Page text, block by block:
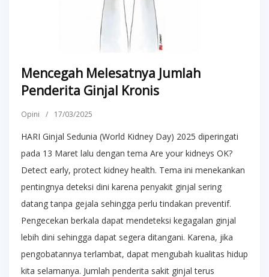
Mencegah Melesatnya Jumlah
Penderita Ginjal Kronis
Opini / 17/03/2025
HARI Ginjal Sedunia (World Kidney Day) 2025 diperingati
pada 13 Maret lalu dengan tema Are your kidneys OK?
Detect early, protect kidney health. Tema ini menekankan
pentingnya deteksi dini karena penyakit ginjal sering
datang tanpa gejala sehingga perlu tindakan preventif.
Pengecekan berkala dapat mendeteksi kegagalan ginjal
lebih dini sehingga dapat segera ditangani. Karena, jika
pengobatannya terlambat, dapat mengubah kualitas hidup
kita selamanya. Jumlah penderita sakit ginjal terus